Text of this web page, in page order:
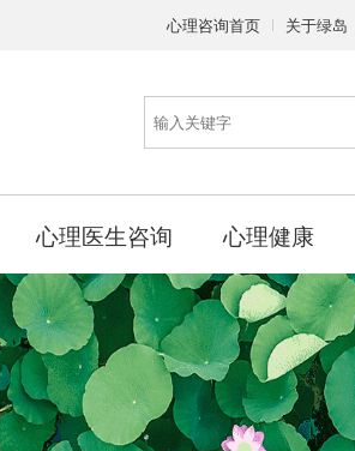
心理咨询首页 关于绿岛
心理医生咨询 心理健康